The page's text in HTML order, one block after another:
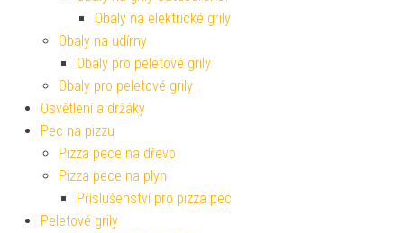
Obaly na elektrické grily
Obaly na udírny
Obaly pro peletové grily
Obaly pro peletové grily
Osvětlení a držáky
Pec na pizzu
Pizza pece na dřevo
Pizza pece na plyn
Příslušenství pro pizza pec
Peletové grily